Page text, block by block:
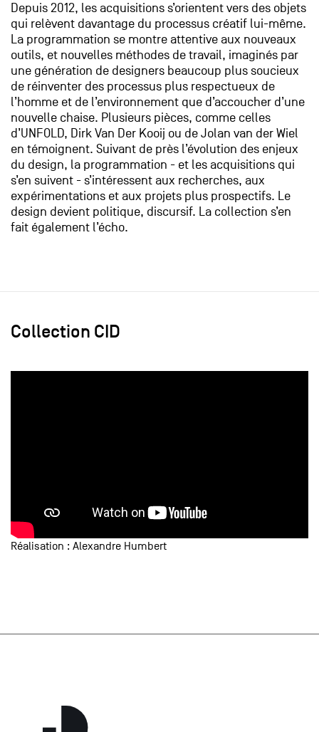
Depuis 2012, les acquisitions s’orientent vers des objets
qui relèvent davantage du processus créatif lui-même.
La programmation se montre attentive aux nouveaux
outils, et nouvelles méthodes de travail, imaginés par
une génération de designers beaucoup plus soucieux
de réinventer des processus plus respectueux de
l’homme et de l’environnement que d’accoucher d’une
nouvelle chaise. Plusieurs pièces, comme celles
d’UNFOLD, Dirk Van Der Kooij ou de Jolan van der Wiel
en témoignent. Suivant de près l’évolution des enjeux
du design, la programmation - et les acquisitions qui
s’en suivent - s’intéressent aux recherches, aux
expérimentations et aux projets plus prospectifs. Le
design devient politique, discursif. La collection s’en
fait également l’écho.
Collection CID
Réalisation : Alexandre Humbert